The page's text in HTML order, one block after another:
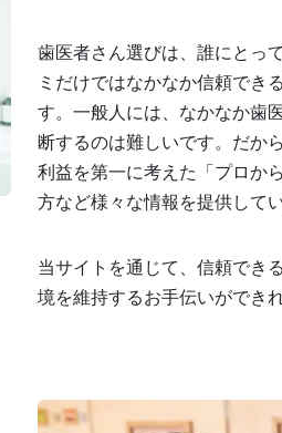
歯医者さん選びは、誰にとっ
ミだけではなかなか信頼でき
す。一般人には、なかなか歯
断するのは難しいです。だか
利益を第一に考えた「プロか
方など様々な情報を提供してい
当サイトを通じて、信頼でき
境を維持するお手伝いができ